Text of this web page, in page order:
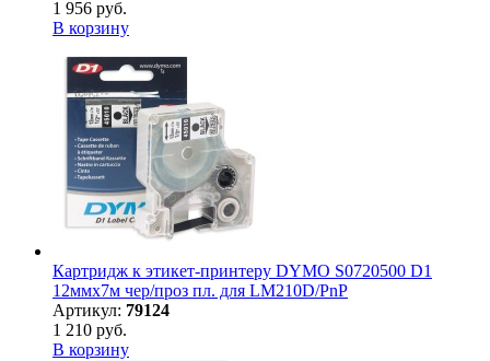
1 956 руб.
В корзину
Картридж к этикет-принтеру DYMO S0720500 D1
12ммх7м чер/проз пл. для LM210D/PnP
Артикул: 79124
1 210 руб.
В корзину